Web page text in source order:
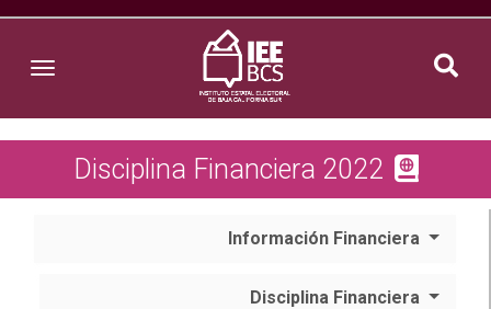
Toggle navigation
Disciplina Financiera 2022
Información Financiera
Disciplina Financiera